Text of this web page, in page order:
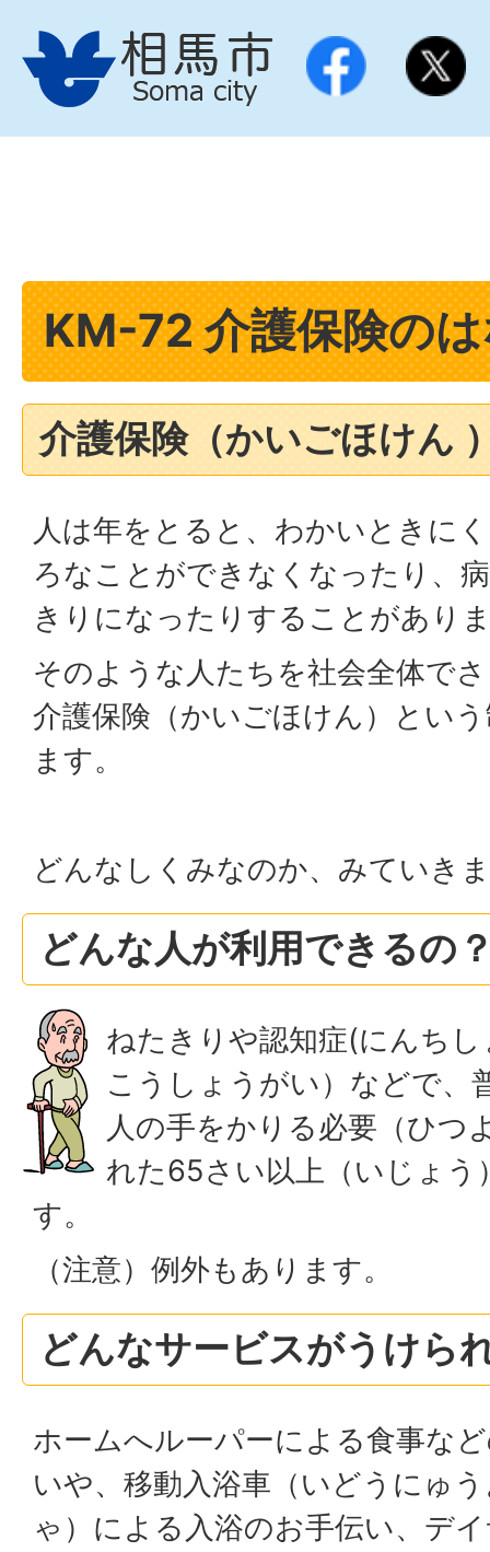
KM-72 介護保険の
介護保険（かいごほけん
人は年をとると、わかいときに
ろなことができなくなったり、
きりになったりすることがあり
そのような人たちを社会全体で
介護保険（かいごほけん）とい
ます。
どんなしくみなのか、みていき
どんな人が利用できるの
ねたきりや認知症(にんち
こうしょうがい）などで、
人の手をかりる必要（ひつ
れた65さい以上（いじょう
す。
（注意）例外もあります。
どんなサービスがうけら
ホームへルーパーによる食事な
いや、移動入浴車（いどうにゅ
ゃ）による入浴のお手伝い、デ